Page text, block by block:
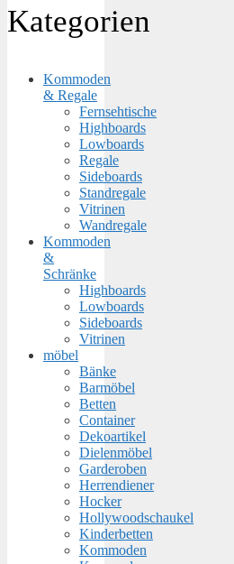
Kategorien
Kommoden
& Regale
Fernsehtische
Highboards
Lowboards
Regale
Sideboards
Standregale
Vitrinen
Wandregale
Kommoden
&
Schränke
Highboards
Lowboards
Sideboards
Vitrinen
möbel
Bänke
Barmöbel
Betten
Container
Dekoartikel
Dielenmöbel
Garderoben
Herrendiener
Hocker
Hollywoodschaukel
Kinderbetten
Kommoden